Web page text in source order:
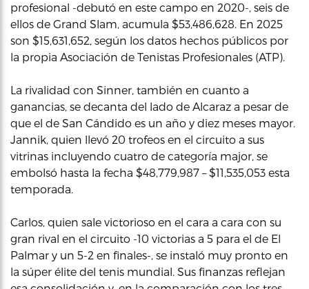
profesional -debutó en este campo en 2020-, seis de
ellos de Grand Slam, acumula $53,486,628. En 2025
son $15,631,652, según los datos hechos públicos por
la propia Asociación de Tenistas Profesionales (ATP).
La rivalidad con Sinner, también en cuanto a
ganancias, se decanta del lado de Alcaraz a pesar de
que el de San Cándido es un año y diez meses mayor.
Jannik, quien llevó 20 trofeos en el circuito a sus
vitrinas incluyendo cuatro de categoría major, se
embolsó hasta la fecha $48,779,987 – $11,535,053 esta
temporada.
Carlos, quien sale victorioso en el cara a cara con su
gran rival en el circuito -10 victorias a 5 para el de El
Palmar y un 5-2 en finales-, se instaló muy pronto en
la súper élite del tenis mundial. Sus finanzas reflejan